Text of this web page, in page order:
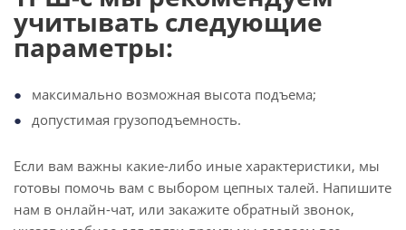
учитывать следующие
параметры:
максимально возможная высота подъема;
допустимая грузоподъемность.
Если вам важны какие-либо иные характеристики, мы
готовы помочь вам с выбором цепных талей. Напишите
нам в онлайн-чат, или закажите обратный звонок,